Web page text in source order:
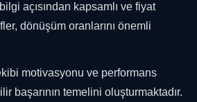
açısından kapsamlı ve fiyat
dönüşüm oranlarını önemli
motivasyonu ve performans
başarının temelini oluşturmaktadır.